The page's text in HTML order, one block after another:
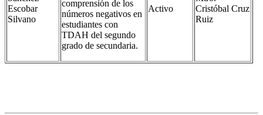
Escobar
Silvano
comprensión de los
números negativos en
estudiantes con
TDAH del segundo
grado de secundaria.
Activo
Cristóbal Cruz
Ruiz